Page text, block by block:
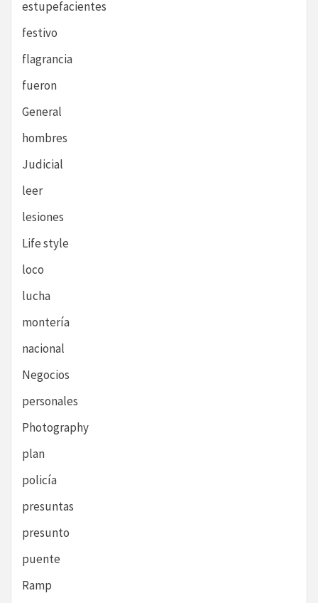
estupefacientes
festivo
flagrancia
fueron
General
hombres
Judicial
leer
lesiones
Life style
loco
lucha
montería
nacional
Negocios
personales
Photography
plan
policía
presuntas
presunto
puente
Ramp